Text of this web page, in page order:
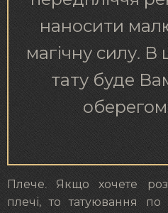
наносити
магічну силу. В
тату буде
оберегом
Плече. Якщо хочете
плечі, то татуювання